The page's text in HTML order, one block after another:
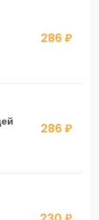
286 ₽
286 ₽